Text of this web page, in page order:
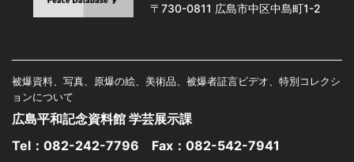
〒730-0811 広島市中区中島町1-2
被爆資料、写真、原爆の絵、美術品、被爆者証言ビデオ、特別コレクシ
ョンについて
広島平和記念資料館 学芸展示課
Tel： 082-242-7796 Fax：082-542-7941